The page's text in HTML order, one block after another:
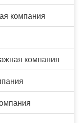
компания
компания